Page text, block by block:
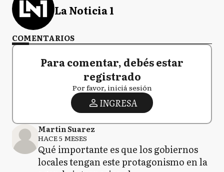
La Noticia 1
COMENTARIOS
Para comentar, debés estar
registrado
Por favor, iniciá sesión
INGRESA
Martin Suarez
HACE 5 MESES
Qué importante es que los gobiernos
locales tengan este protagonismo en la